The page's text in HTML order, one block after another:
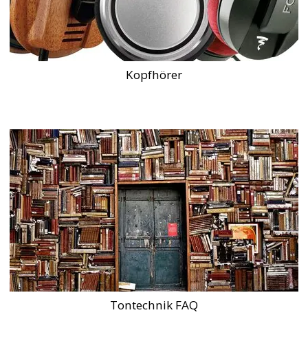
Kopfhörer
Tontechnik FAQ